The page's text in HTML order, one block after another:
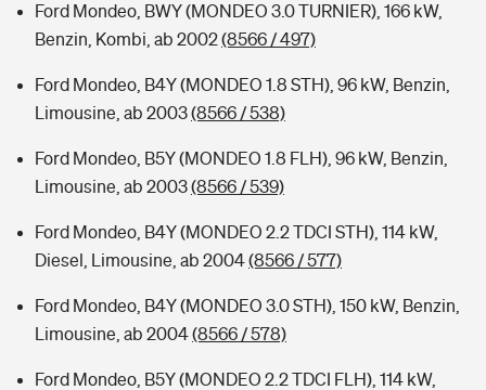
Ford Mondeo, BWY (MONDEO 3.0 TURNIER), 166 kW,
Benzin, Kombi, ab 2002(8566 / 497)
Ford Mondeo, B4Y (MONDEO 1.8 STH), 96 kW, Benzin,
Limousine, ab 2003(8566 / 538)
Ford Mondeo, B5Y (MONDEO 1.8 FLH), 96 kW, Benzin,
Limousine, ab 2003(8566 / 539)
Ford Mondeo, B4Y (MONDEO 2.2 TDCI STH), 114 kW,
Diesel, Limousine, ab 2004(8566 / 577)
Ford Mondeo, B4Y (MONDEO 3.0 STH), 150 kW, Benzin,
Limousine, ab 2004(8566 / 578)
Ford Mondeo, B5Y (MONDEO 2.2 TDCI FLH), 114 kW,